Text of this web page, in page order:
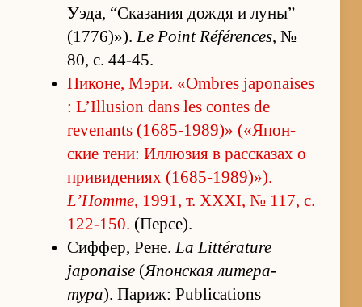
Уэда, “Ска­за­ния до­ждя и лу­ны”
(1776)»).Le Point Références, №
80, с. 44-45.
Пи­ко­не, Мэ­ри. «Ombres japonaises
: L’Illusion dans les contes de
revenants (1685-1989)» («Я­пон­
ские те­ни: Ил­лю­зия в рас­ска­зах о
при­ви­де­ниях (1685-1989)»).
L’Homme, 1991, т. XXXI, № 117, с.
122-150. (Пер­се).
Сиф­фер, Ре­не.La Littérature
japonaise(Япон­ская ли­те­ра­
тура). Па­риж: Publications